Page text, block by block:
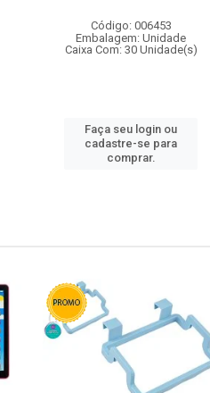
Código: 006453
Embalagem: Unidade
Caixa Com: 30 Unidade(s)
Faça seu login ou
cadastre-se para
comprar.